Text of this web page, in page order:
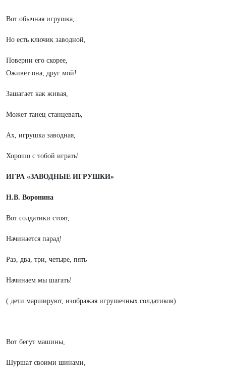
Вот обычная игрушка,
Но есть ключик заводной,
Поверни его скорее,
Оживёт она, друг мой!
Зашагает как живая,
Может танец станцевать,
Ах, игрушка заводная,
Хорошо с тобой играть!
ИГРА «ЗАВОДНЫЕ ИГРУШКИ»
Н.В. Воронина
Вот солдатики стоят,
Начинается парад!
Раз, два, три, четыре, пять –
Начинаем мы шагать!
( дети маршируют, изображая игрушечных солдатиков)
Вот бегут машины,
Шуршат своими шинами,